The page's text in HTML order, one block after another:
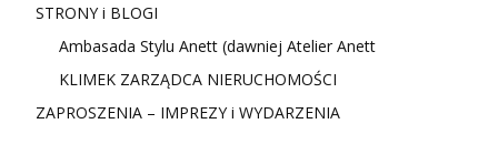
STRONY i BLOGI
Ambasada Stylu Anett (dawniej Atelier Anett
KLIMEK ZARZĄDCA NIERUCHOMOŚCI
ZAPROSZENIA – IMPREZY i WYDARZENIA